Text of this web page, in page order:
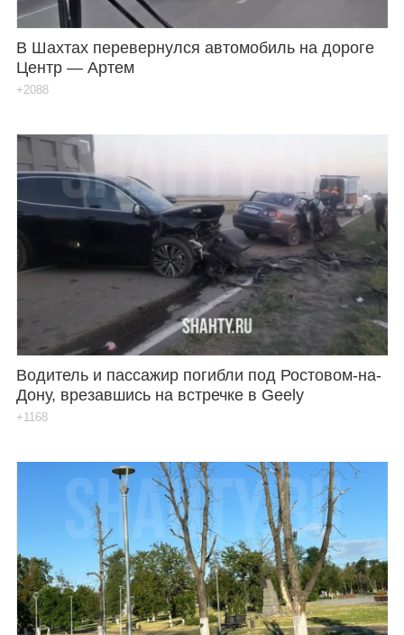
В Шахтах перевернулся автомобиль на дороге
Центр — Артем
+2088
Водитель и пассажир погибли под Ростовом-на-
Дону, врезавшись на встречке в Geely
+1168